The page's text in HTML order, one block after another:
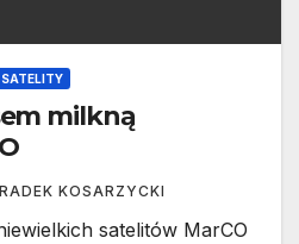
SATELITY
milkną
RADEK KOSARZYCKI
satelitów MarCO